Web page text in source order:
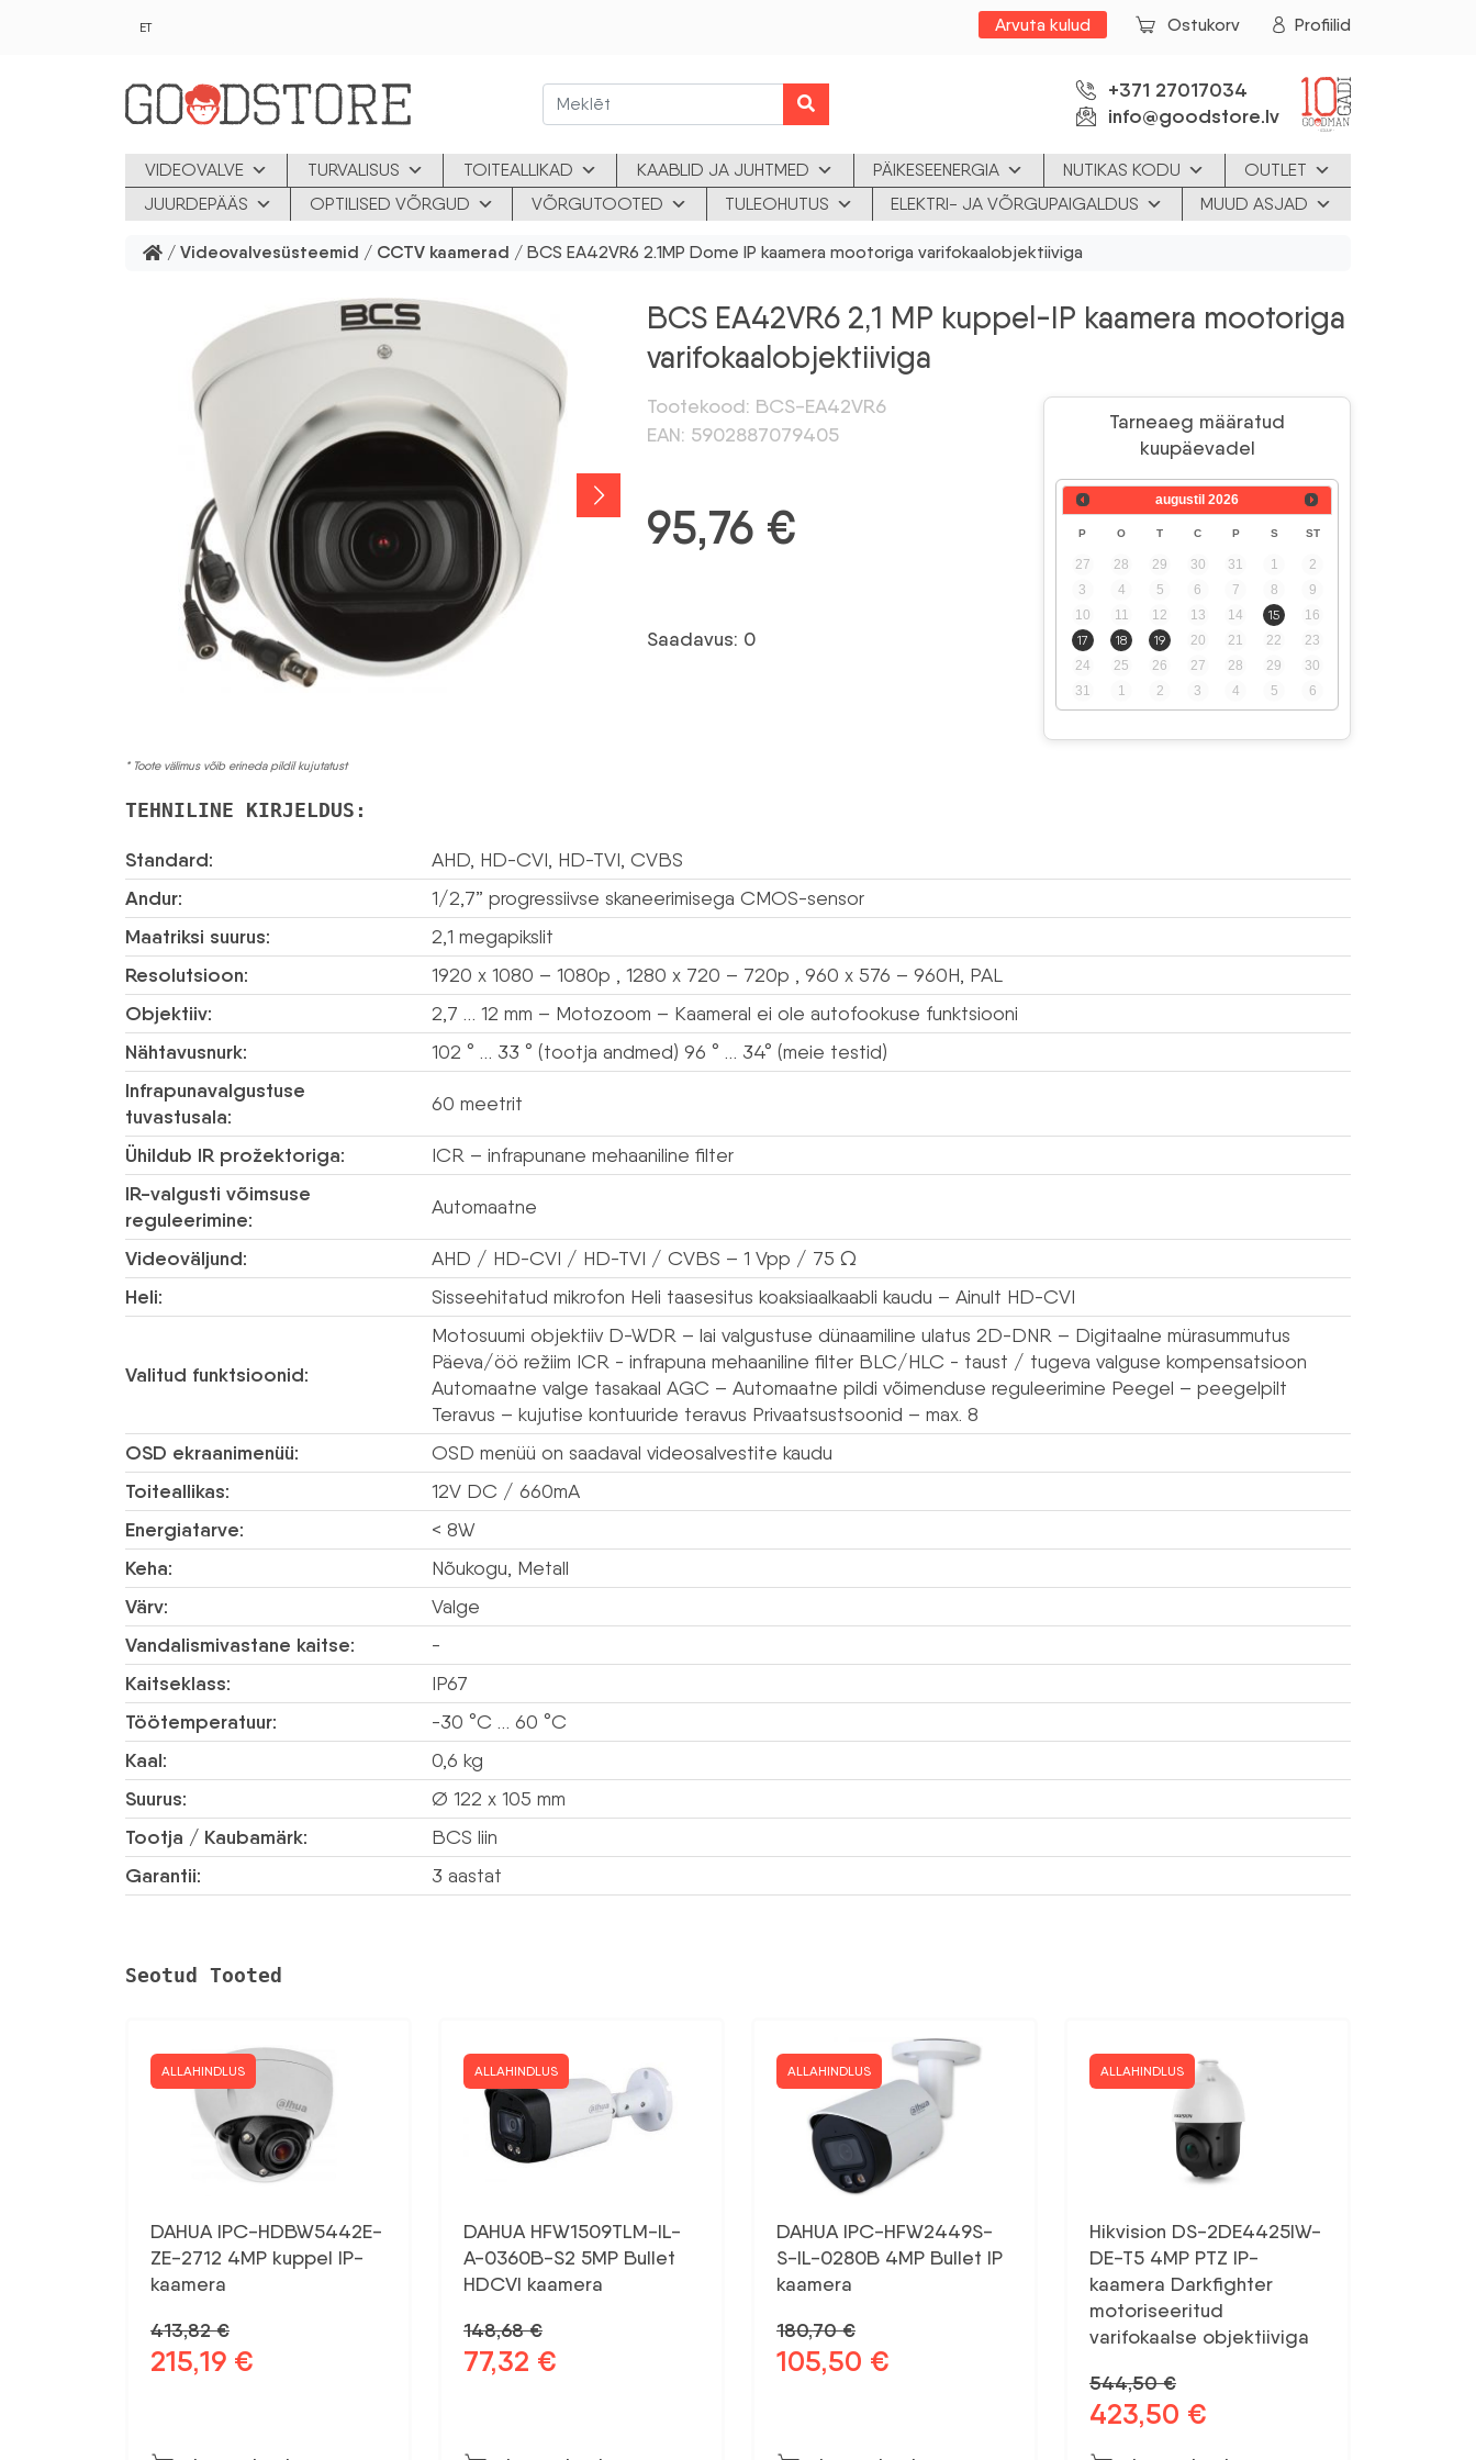
ET Arvuta kulud Ostukorv Profiilid
+371 27017034
info@goodstore.lv
VIDEOVALVE TURVALISUS TOITEALLIKAD KAABLID JA JUHTMED PÄIKESEENERGIA NUTIKAS KODU
OUTLET
JUURDEPÄÄS
OPTILISED VÕRGUD VÕRGUTOOTED TULEOHUTUS ELEKTRI- JA VÕRGUPAIGALDUS MUUD ASJAD
/ Videovalvesüsteemid / CCTV kaamerad / BCS EA42VR6 2.1MP Dome IP kaamera mootoriga varifokaalobjektiiviga
* Toote välimus võib erineda pildil kujutatust
BCS EA42VR6 2,1 MP kuppel-IP kaamera mootoriga
varifokaalobjektiiviga
Tootekood: BCS-EA42VR6
EAN: 5902887079405
Tarneaeg määratud
kuupäevadel
augustil 2026
P O T C P S ST
27 28 29 30 31 1
2
3
4 5 6 7 8
9
10
11 12 13 14 15
16
17
18 19 20 21 22
23
24
25 26 27 28 29
30
31
1 2 3 4 5 6
95,76 €
Saadavus: 0
TEHNILINE KIRJELDUS:
Standard: AHD, HD-CVI, HD-TVI, CVBS
Andur: 1/2,7” progressiivse skaneerimisega CMOS-sensor
Maatriksi suurus: 2,1 megapikslit
Resolutsioon: 1920 x 1080 – 1080p , 1280 x 720 – 720p , 960 x 576 – 960H, PAL
Objektiiv: 2,7 … 12 mm – Motozoom – Kaameral ei ole autofookuse funktsiooni
Nähtavusnurk: 102 ° … 33 ° (tootja andmed) 96 ° … 34° (meie testid)
Infrapunavalgustuse
tuvastusala:
60 meetrit
Ühildub IR prožektoriga: ICR – infrapunane mehaaniline filter
IR-valgusti võimsuse
reguleerimine:
Automaatne
Videoväljund: AHD / HD-CVI / HD-TVI / CVBS – 1 Vpp / 75 Ω
Heli: Sisseehitatud mikrofon Heli taasesitus koaksiaalkaabli kaudu – Ainult HD-CVI
Valitud funktsioonid:
Motosuumi objektiiv D-WDR – lai valgustuse dünaamiline ulatus 2D-DNR – Digitaalne mürasummutus
Päeva/öö režiim ICR - infrapuna mehaaniline filter BLC/HLC - taust / tugeva valguse kompensatsioon
Automaatne valge tasakaal AGC – Automaatne pildi võimenduse reguleerimine Peegel – peegelpilt
Teravus – kujutise kontuuride teravus Privaatsustsoonid – max. 8
OSD ekraanimenüü: OSD menüü on saadaval videosalvestite kaudu
Toiteallikas: 12V DC / 660mA
Energiatarve: < 8W
Keha: Nõukogu, Metall
Värv: Valge
Vandalismivastane kaitse: -
Kaitseklass: IP67
Töötemperatuur: -30 °C … 60 °C
Kaal: 0,6 kg
Suurus: Ø 122 x 105 mm
Tootja / Kaubamärk: BCS liin
Garantii: 3 aastat
Seotud Tooted
ALLAHINDLUS
DAHUA IPC-HDBW5442E-
ZE-2712 4MP kuppel IP-
kaamera
413,82€
Algne
215,19 €
ALLAHINDLUS
DAHUA HFW1509TLM-IL-
A-0360B-S2 5MP Bullet
HDCVI kaamera
148,68€
Algne
77,32 €
ALLAHINDLUS
DAHUA IPC-HFW2449S-
S-IL-0280B 4MP Bullet IP
kaamera
180,70€
Algne
105,50 €
ALLAHINDLUS
Hikvision DS-2DE4425IW-
DE-T5 4MP PTZ IP-
kaamera Darkfighter
motoriseeritud
varifokaalse objektiiviga
544,50€
Algne
423,50 €